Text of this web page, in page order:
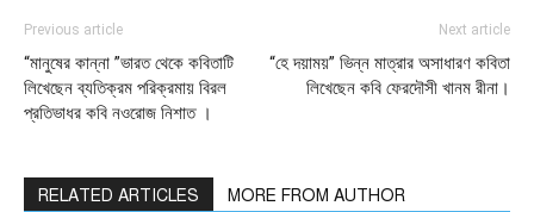
Previous article
“মানুষের কান্না ”ভারত থেকে কবিতাটি
লিখেছেন ব্যতিক্রম পরিক্রমায় বিরল
প্রতিভাধর কবি নওরোজ নিশাত ।
Next article
“হে দয়াময়” ভিন্ন মাত্রার অসাধারণ কবিতা
লিখেছেন কবি ফেরদৌসী খানম রীনা।
RELATED ARTICLES MORE FROM AUTHOR